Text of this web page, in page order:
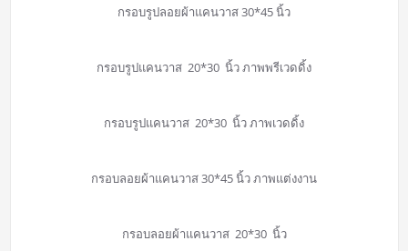
กรอบรูปลอยผ้าแคนวาส 30*45 นิ้ว
กรอบรูปแคนวาส 20*30 นิ้ว ภาพพรีเวดดิ้ง
กรอบรูปแคนวาส 20*30 นิ้ว ภาพเวดดิ้ง
กรอบลอยผ้าแคนวาส 30*45 นิ้ว ภาพแต่งงาน
กรอบลอยผ้าแคนวาส 20*30 นิ้ว